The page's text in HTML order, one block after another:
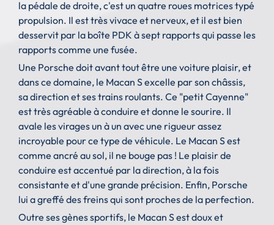
la pédale de droite, c'est un quatre roues motrices typé
propulsion. Il est très vivace et nerveux, et il est bien
desservit par la boîte PDK à sept rapports qui passe les
rapports comme une fusée.
Une Porsche doit avant tout être une voiture plaisir, et
dans ce domaine, le Macan S excelle par son châssis,
sa direction et ses trains roulants. Ce "petit Cayenne"
est très agréable à conduire et donne le sourire. Il
avale les virages un à un avec une rigueur assez
incroyable pour ce type de véhicule. Le Macan S est
comme ancré au sol, il ne bouge pas ! Le plaisir de
conduire est accentué par la direction, à la fois
consistante et d'une grande précision. Enfin, Porsche
lui a greffé des freins qui sont proches de la perfection.
Outre ses gènes sportifs, le Macan S est doux et